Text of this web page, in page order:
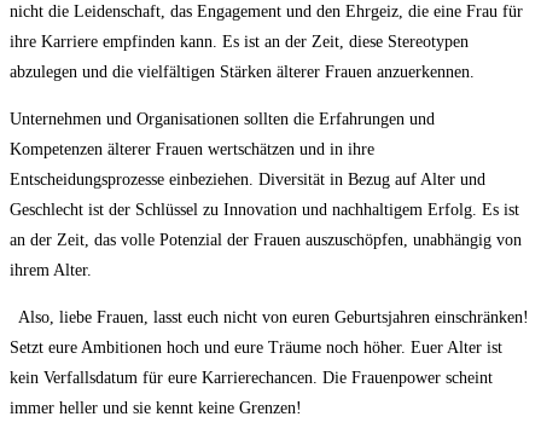
nicht die Leidenschaft, das Engagement und⁢ den Ehrgeiz, ‍die eine Frau⁤ für
ihre Karriere⁢ empfinden kann. ‌Es ist an der Zeit, diese ⁣Stereotypen ​
abzulegen und ⁢die vielfältigen Stärken ⁣älterer ⁢Frauen anzuerkennen.
Unternehmen und Organisationen sollten die Erfahrungen und
Kompetenzen älterer Frauen wertschätzen und in ihre
Entscheidungsprozesse einbeziehen. ⁤Diversität⁤ in Bezug auf Alter und
Geschlecht ist der Schlüssel zu Innovation und⁤ nachhaltigem Erfolg. Es ist
an der Zeit, das volle ⁢Potenzial der⁢ Frauen auszuschöpfen,⁤ unabhängig von
ihrem ‌Alter.
⁢ ‍ Also, ⁢liebe Frauen, lasst euch nicht von euren Geburtsjahren einschränken!
‍Setzt eure Ambitionen⁢ hoch und⁣ eure Träume noch höher. Euer Alter ist
kein⁣ Verfallsdatum für eure Karrierechancen. Die Frauenpower scheint
immer heller und sie kennt⁢ keine Grenzen!